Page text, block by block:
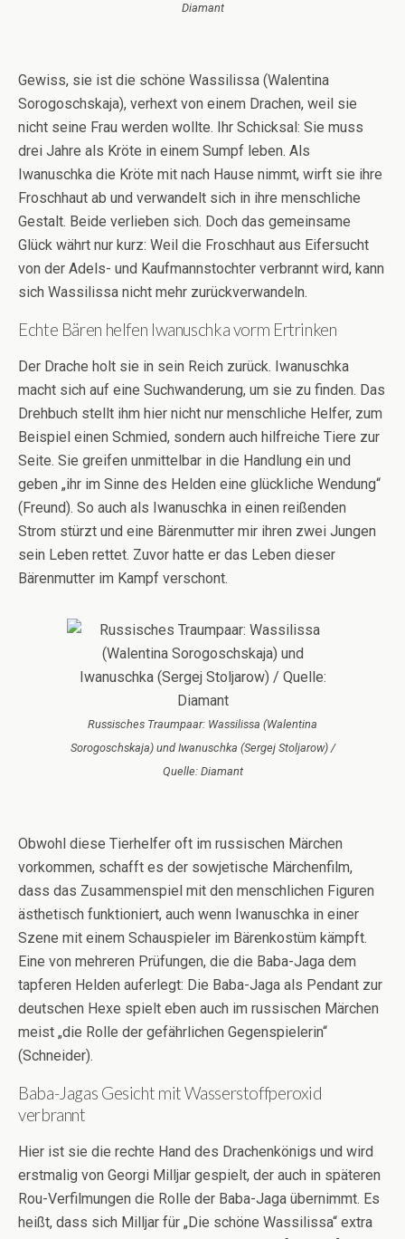
Diamant
Gewiss, sie ist die schöne Wassilissa (Walentina
Sorogoschskaja), verhext von einem Drachen, weil sie
nicht seine Frau werden wollte. Ihr Schicksal: Sie muss
drei Jahre als Kröte in einem Sumpf leben. Als
Iwanuschka die Kröte mit nach Hause nimmt, wirft sie ihre
Froschhaut ab und verwandelt sich in ihre menschliche
Gestalt. Beide verlieben sich. Doch das gemeinsame
Glück währt nur kurz: Weil die Froschhaut aus Eifersucht
von der Adels- und Kaufmannstochter verbrannt wird, kann
sich Wassilissa nicht mehr zurückverwandeln.
Echte Bären helfen Iwanuschka vorm Ertrinken
Der Drache holt sie in sein Reich zurück. Iwanuschka
macht sich auf eine Suchwanderung, um sie zu finden. Das
Drehbuch stellt ihm hier nicht nur menschliche Helfer, zum
Beispiel einen Schmied, sondern auch hilfreiche Tiere zur
Seite. Sie greifen unmittelbar in die Handlung ein und
geben „ihr im Sinne des Helden eine glückliche Wendung“
(Freund). So auch als Iwanuschka in einen reißenden
Strom stürzt und eine Bärenmutter mir ihren zwei Jungen
sein Leben rettet. Zuvor hatte er das Leben dieser
Bärenmutter im Kampf verschont.
Russisches Traumpaar: Wassilissa (Walentina
Sorogoschskaja) und Iwanuschka (Sergej Stoljarow) /
Quelle: Diamant
Obwohl diese Tierhelfer oft im russischen Märchen
vorkommen, schafft es der sowjetische Märchenfilm,
dass das Zusammenspiel mit den menschlichen Figuren
ästhetisch funktioniert, auch wenn Iwanuschka in einer
Szene mit einem Schauspieler im Bärenkostüm kämpft.
Eine von mehreren Prüfungen, die die Baba-Jaga dem
tapferen Helden auferlegt: Die Baba-Jaga als Pendant zur
deutschen Hexe spielt eben auch im russischen Märchen
meist „die Rolle der gefährlichen Gegenspielerin“
(Schneider).
Baba-Jagas Gesicht mit Wasserstoffperoxid
verbrannt
Hier ist sie die rechte Hand des Drachenkönigs und wird
erstmalig von Georgi Milljar gespielt, der auch in späteren
Rou-Verfilmungen die Rolle der Baba-Jaga übernimmt. Es
heißt, dass sich Milljar für „Die schöne Wassilissa“ extra